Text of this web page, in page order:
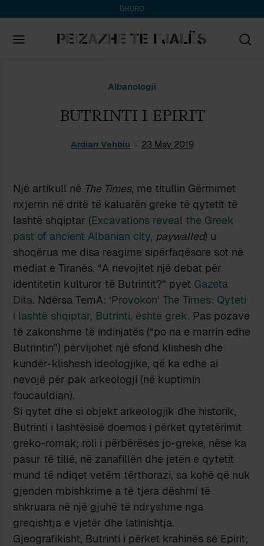
DHURO
Albanologji
BUTRINTI I EPIRIT
Ardian Vehbiu 23 May 2019
Një artikull në The Times, me titullin Gërmimet
nxjerrin në dritë të kaluarën greke të qytetit të
lashtë shqiptar (Excavations reveal the Greek
past of ancient Albanian city, paywalled) u
shoqërua me disa reagime sipërfaqësore sot në
mediat e Tiranës. “A nevojitet një debat për
identitetin kulturor të Butrintit?” pyet Gazeta
Dita. Ndërsa TemA: ‘Provokon’ The Times: Qyteti
i lashtë shqiptar, Butrinti, është grek. Pas pozave
të zakonshme të indinjatës (“po na e marrin edhe
Butrintin”) përvijohet një sfond klishesh dhe
kundër-klishesh ideologjike, që ka edhe ai
nevojë për pak arkeologji (në kuptimin
foucauldian).
Si qytet dhe si objekt arkeologjik dhe historik,
Butrinti i lashtësisë doemos i përket qytetërimit
greko-romak; roli i përbërëses jo-greke, nëse ka
pasur të tillë, në zanafillën dhe jetën e qytetit
mund të ndiqet vetëm tërthorazi, sa kohë që nuk
gjenden mbishkrime a të tjera dëshmi të
shkruara në një gjuhë të ndryshme nga
greqishtja e vjetër dhe latinishtja.
Gjeografikisht, Butrinti i përket krahinës së Epirit;